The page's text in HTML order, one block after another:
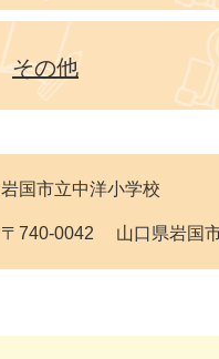
その他
岩国市立中洋小学校
〒740-0042 山口県岩国